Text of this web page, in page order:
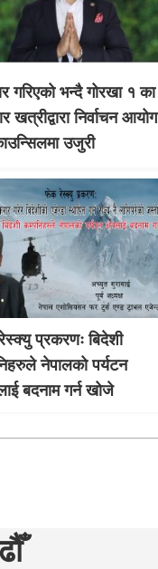
गरिएको भन्दै गोरखा १ का
खत्रीद्वारा निर्वाचन
उजुरी
प्रकरणः बिदेशी
नेपालको पर्यटन
बदनाम गर्न खोजे